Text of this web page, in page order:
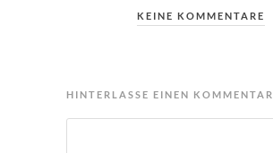
KEINE KOMMENTARE
HINTERLASSE EINEN KOMMENTAR